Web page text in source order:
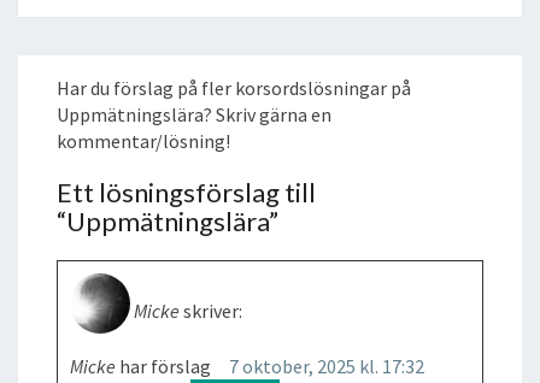
Har du förslag på fler korsordslösningar på
Uppmätningslära? Skriv gärna en
kommentar/lösning!
Ett lösningsförslag till
“Uppmätningslära”
Micke skriver:
7 oktober, 2025 kl. 17:32
Micke har förslag